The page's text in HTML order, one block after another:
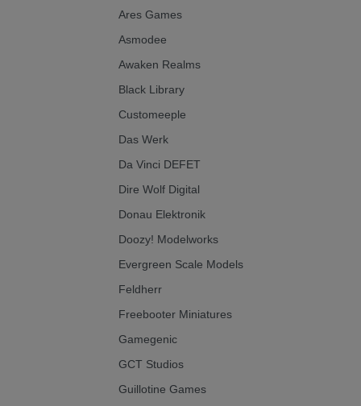
Ares Games
Asmodee
Awaken Realms
Black Library
Customeeple
Das Werk
Da Vinci DEFET
Dire Wolf Digital
Donau Elektronik
Doozy! Modelworks
Evergreen Scale Models
Feldherr
Freebooter Miniatures
Gamegenic
GCT Studios
Guillotine Games